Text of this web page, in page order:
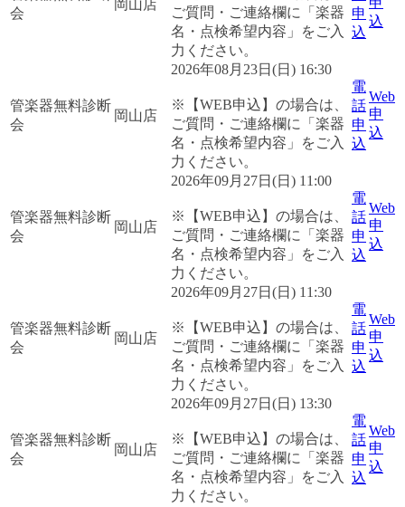
会
岡山店
ご質問・ご連絡欄に「楽器
名・点検希望内容」をご入
力ください。
申
込
込
管楽器無料診断
会
岡山店
2026年08月23日(日) 16:30
※【WEB申込】の場合は、
ご質問・ご連絡欄に「楽器
名・点検希望内容」をご入
力ください。
電
話
申
込
Web
申
込
管楽器無料診断
会
岡山店
2026年09月27日(日) 11:00
※【WEB申込】の場合は、
ご質問・ご連絡欄に「楽器
名・点検希望内容」をご入
力ください。
電
話
申
込
Web
申
込
管楽器無料診断
会
岡山店
2026年09月27日(日) 11:30
※【WEB申込】の場合は、
ご質問・ご連絡欄に「楽器
名・点検希望内容」をご入
力ください。
電
話
申
込
Web
申
込
管楽器無料診断
会
岡山店
2026年09月27日(日) 13:30
※【WEB申込】の場合は、
ご質問・ご連絡欄に「楽器
名・点検希望内容」をご入
力ください。
電
話
申
込
Web
申
込